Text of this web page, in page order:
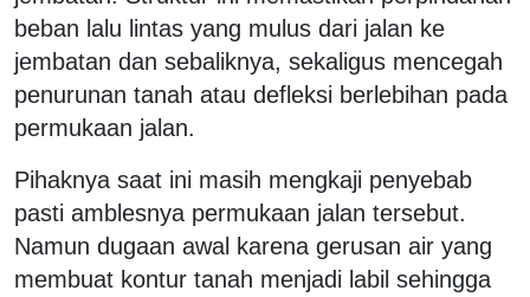
beban lalu lintas yang mulus dari jalan ke
jembatan dan sebaliknya, sekaligus mencegah
penurunan tanah atau defleksi berlebihan pada
permukaan jalan.
Pihaknya saat ini masih mengkaji penyebab
pasti amblesnya permukaan jalan tersebut.
Namun dugaan awal karena gerusan air yang
membuat kontur tanah menjadi labil sehingga